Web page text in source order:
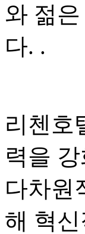
와 젊
다. .
리첸호
력을
다차원
해 혁